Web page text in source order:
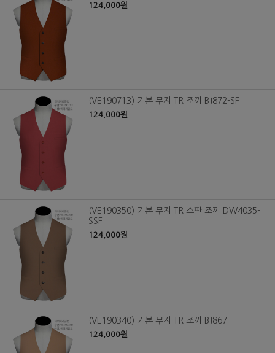
124,000원
(VE190713) 기본 무지 TR 조끼 BJ872-SF
124,000원
(VE190350) 기본 무지 TR 스판 조끼 DW4035-
SSF
124,000원
(VE190340) 기본 무지 TR 조끼 BJ867
124,000원